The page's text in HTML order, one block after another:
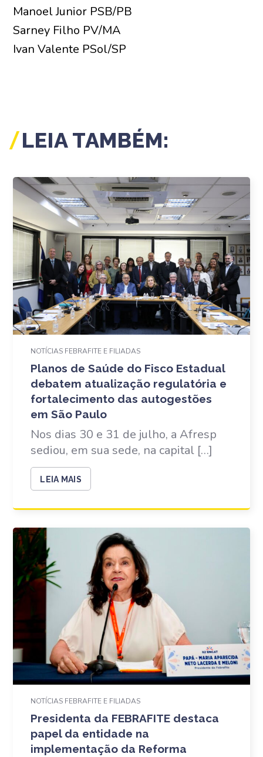
Manoel Junior PSB/PB
Sarney Filho PV/MA
Ivan Valente PSol/SP
LEIA TAMBÉM:
NOTÍCIAS FEBRAFITE E FILIADAS
Planos de Saúde do Fisco Estadual
debatem atualização regulatória e
fortalecimento das autogestões
em São Paulo
Nos dias 30 e 31 de julho, a Afresp
sediou, em sua sede, na capital […]
LEIA MAIS
NOTÍCIAS FEBRAFITE E FILIADAS
Presidenta da FEBRAFITE destaca
papel da entidade na
implementação da Reforma